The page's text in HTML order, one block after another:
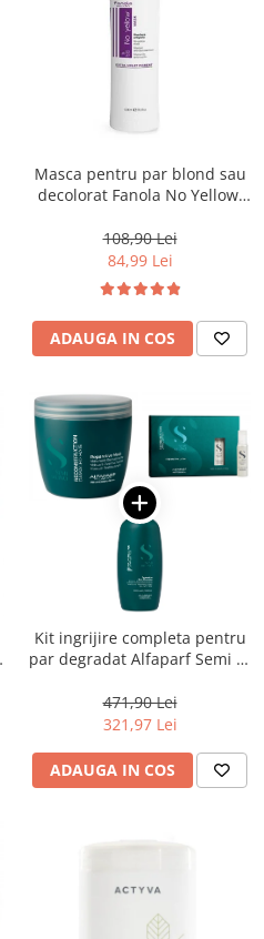
Masca pentru par blond sau
decolorat Fanola No Yellow,
108,90 Lei
84,99 Lei
ADAUGA IN COS
Kit ingrijire completa pentru
par degradat Alfaparf Semi di
Reparative, Salon Size
471,90 Lei
321,97 Lei
ADAUGA IN COS